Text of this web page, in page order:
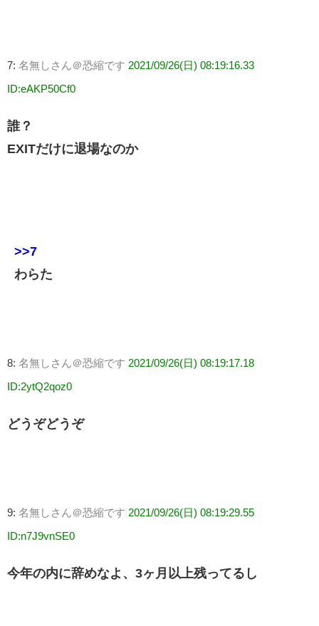
7: 名無しさん＠恐縮です 2021/09/26(日) 08:19:16.33
ID:eAKP50Cf0
誰？
EXITだけに退場なのか
>>7
わらた
8: 名無しさん＠恐縮です 2021/09/26(日) 08:19:17.18
ID:2ytQ2qoz0
どうぞどうぞ
9: 名無しさん＠恐縮です 2021/09/26(日) 08:19:29.55
ID:n7J9vnSE0
今年の内に辞めなよ、3ヶ月以上残ってるし